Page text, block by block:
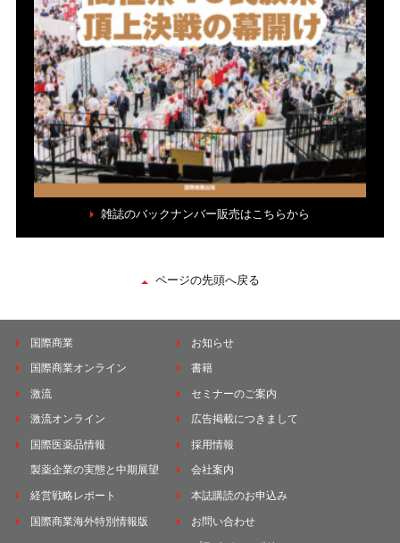
雑誌のバックナンバー販売はこちらから
ページの先頭へ戻る
国際商業
国際商業オンライン
激流
激流オンライン
国際医薬品情報
製薬企業の実態と中期展望
経営戦略レポート
国際商業海外特別情報版
お知らせ
書籍
セミナーのご案内
広告掲載につきまして
採用情報
会社案内
本誌購読のお申込み
お問い合わせ